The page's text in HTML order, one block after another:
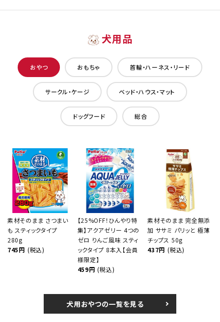
犬用品
おやつ おもちゃ 首輪・ハーネス・リード
サークル・ケージ ベッド・ハウス・マット
ドッグフード 総合
素材そのまま さつまい
も スティックタイプ
280g
745円 (税込)
【25%OFF！ひんやり特
集】アクアゼリー 4つの
ゼロ りんご風味 スティ
ックタイプ 8本入【会員
様限定】
459円 (税込)
素材そのまま 完全無添
加 ササミ パリッと 極薄
チップス 50g
437円 (税込)
犬用おやつの一覧を見る